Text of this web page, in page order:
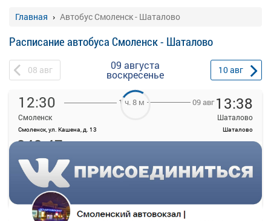
Главная Автобус Смоленск - Шаталово
Расписание автобуса Смоленск - Шаталово
08 авг 09 августа
воскресенье 10авг
12:30
Смоленск
Смоленск, ул. Кашена, д. 13
1 ч. 8 м 09 авг 13:38
Шаталово
Шаталово
Детали рейса
343.47
21 свободных мест